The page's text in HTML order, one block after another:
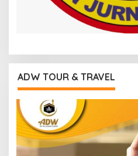
ADW TOUR & TRAVEL